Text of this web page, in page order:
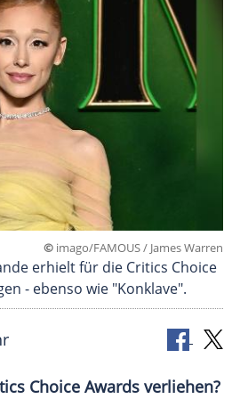
© imago/FAMOUS / James Warren
erhielt für die Critics Choice
- ebenso wie "Konklave".
Choice Awards verliehen?